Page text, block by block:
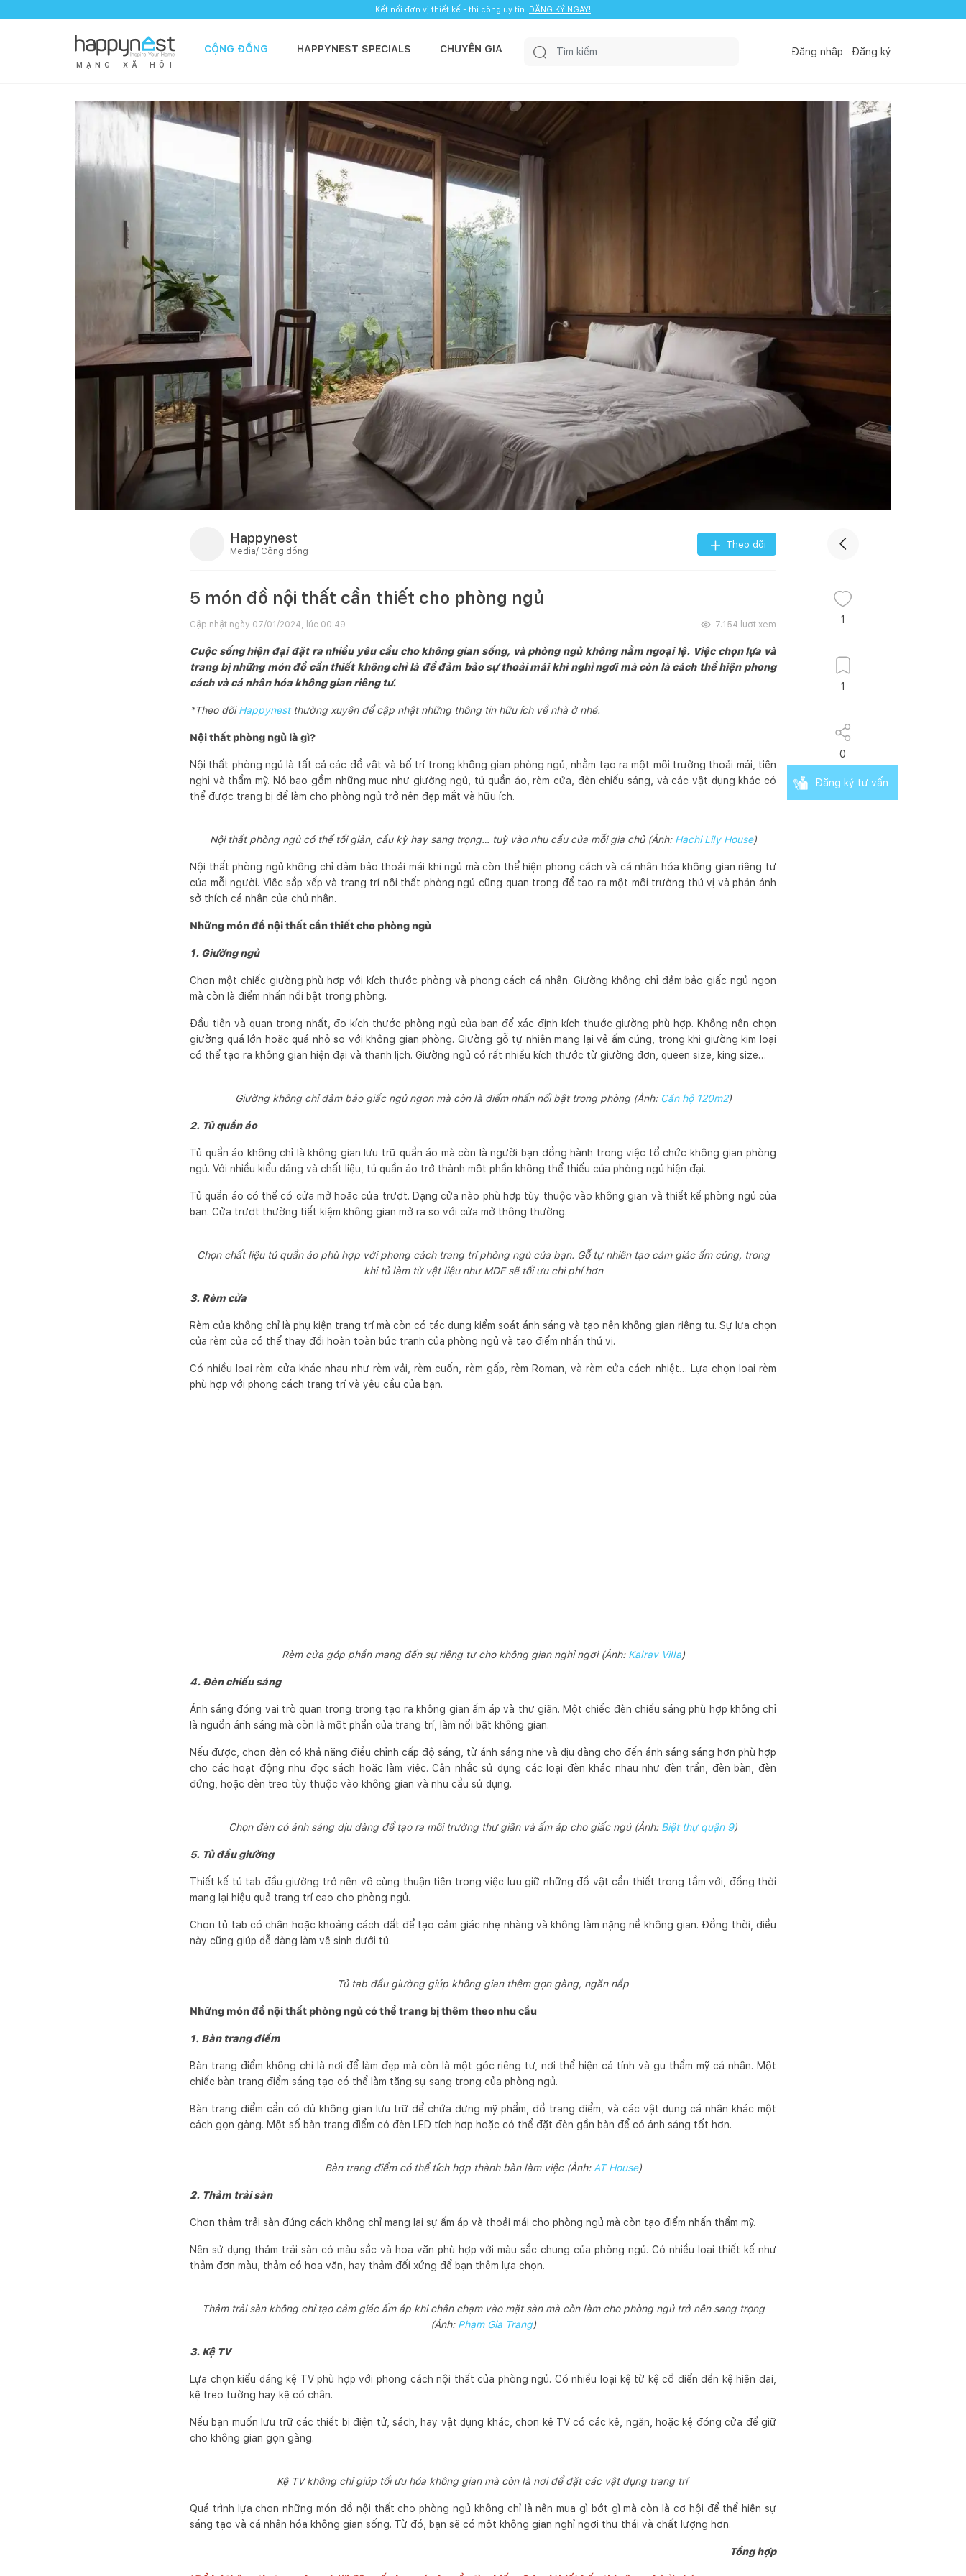
Kết nối đơn vị thiết kế - thi công uy tín. ĐĂNG KÝ NGAY!
M Ạ N G X Ã H Ộ I
CỘNG ĐỒNG HAPPYNEST SPECIALS CHUYÊN GIA Đăng nhập Đăng ký
Happynest
Media/ Cộng đồng
Theo dõi
5 món đồ nội thất cần thiết cho phòng ngủ
Cập nhật ngày 07/01/2024, lúc 00:49 7.154 lượt xem
Cuộc sống hiện đại đặt ra nhiều yêu cầu cho không gian sống, và phòng ngủ không nằm ngoại lệ. Việc chọn lựa và
trang bị những món đồ cần thiết không chỉ là để đảm bảo sự thoải mái khi nghỉ ngơi mà còn là cách thể hiện phong
cách và cá nhân hóa không gian riêng tư.
*Theo dõiHappynestthường xuyên để cập nhật những thông tin hữu ích về nhà ở nhé.
Nội thất phòng ngủ là gì?
Nội thất phòng ngủ là tất cả các đồ vật và bố trí trong không gian phòng ngủ, nhằm tạo ra một môi trường thoải mái, tiện
nghi và thẩm mỹ. Nó bao gồm những mục như giường ngủ, tủ quần áo, rèm cửa, đèn chiếu sáng, và các vật dụng khác có
thể được trang bị để làm cho phòng ngủ trở nên đẹp mắt và hữu ích.
Nội thất phòng ngủ có thể tối giản, cầu kỳ hay sang trọng… tuỳ vào nhu cầu của mỗi gia chủ (Ảnh: Hachi Lily House)
Nội thất phòng ngủ không chỉ đảm bảo thoải mái khi ngủ mà còn thể hiện phong cách và cá nhân hóa không gian riêng tư
của mỗi người. Việc sắp xếp và trang trí nội thất phòng ngủ cũng quan trọng để tạo ra một môi trường thú vị và phản ánh
sở thích cá nhân của chủ nhân.
Những món đồ nội thất cần thiết cho phòng ngủ
1. Giường ngủ
Chọn một chiếc giường phù hợp với kích thước phòng và phong cách cá nhân. Giường không chỉ đảm bảo giấc ngủ ngon
mà còn là điểm nhấn nổi bật trong phòng.
Đầu tiên và quan trọng nhất, đo kích thước phòng ngủ của bạn để xác định kích thước giường phù hợp. Không nên chọn
giường quá lớn hoặc quá nhỏ so với không gian phòng. Giường gỗ tự nhiên mang lại vẻ ấm cúng, trong khi giường kim loại
có thể tạo ra không gian hiện đại và thanh lịch. Giường ngủ có rất nhiều kích thước từ giường đơn, queen size, king size…
Giường không chỉ đảm bảo giấc ngủ ngon mà còn là điểm nhấn nổi bật trong phòng (Ảnh: Căn hộ 120m2)
2. Tủ quần áo
Tủ quần áo không chỉ là không gian lưu trữ quần áo mà còn là người bạn đồng hành trong việc tổ chức không gian phòng
ngủ. Với nhiều kiểu dáng và chất liệu, tủ quần áo trở thành một phần không thể thiếu của phòng ngủ hiện đại.
Tủ quần áo có thể có cửa mở hoặc cửa trượt. Dạng cửa nào phù hợp tùy thuộc vào không gian và thiết kế phòng ngủ của
bạn. Cửa trượt thường tiết kiệm không gian mở ra so với cửa mở thông thường.
Chọn chất liệu tủ quần áo phù hợp với phong cách trang trí phòng ngủ của bạn. Gỗ tự nhiên tạo cảm giác ấm cúng, trong
khi tủ làm từ vật liệu như MDF sẽ tối ưu chi phí hơn
3. Rèm cửa
Rèm cửa không chỉ là phụ kiện trang trí mà còn có tác dụng kiểm soát ánh sáng và tạo nên không gian riêng tư. Sự lựa chọn
của rèm cửa có thể thay đổi hoàn toàn bức tranh của phòng ngủ và tạo điểm nhấn thú vị.
Có nhiều loại rèm cửa khác nhau như rèm vải, rèm cuốn, rèm gấp, rèm Roman, và rèm cửa cách nhiệt… Lựa chọn loại rèm
phù hợp với phong cách trang trí và yêu cầu của bạn.
Rèm cửa góp phần mang đến sự riêng tư cho không gian nghỉ ngơi (Ảnh: Kalrav Villa)
4. Đèn chiếu sáng
Ánh sáng đóng vai trò quan trọng trong tạo ra không gian ấm áp và thư giãn. Một chiếc đèn chiếu sáng phù hợp không chỉ
là nguồn ánh sáng mà còn là một phần của trang trí, làm nổi bật không gian.
Nếu được, chọn đèn có khả năng điều chỉnh cấp độ sáng, từ ánh sáng nhẹ và dịu dàng cho đến ánh sáng sáng hơn phù hợp
cho các hoạt động như đọc sách hoặc làm việc. Cân nhắc sử dụng các loại đèn khác nhau như đèn trần, đèn bàn, đèn
đứng, hoặc đèn treo tùy thuộc vào không gian và nhu cầu sử dụng.
Chọn đèn có ánh sáng dịu dàng để tạo ra môi trường thư giãn và ấm áp cho giấc ngủ (Ảnh: Biệt thự quận 9)
5. Tủ đầu giường
Thiết kế tủ tab đầu giường trở nên vô cùng thuận tiện trong việc lưu giữ những đồ vật cần thiết trong tầm với, đồng thời
mang lại hiệu quả trang trí cao cho phòng ngủ.
Chọn tủ tab có chân hoặc khoảng cách đất để tạo cảm giác nhẹ nhàng và không làm nặng nề không gian. Đồng thời, điều
này cũng giúp dễ dàng làm vệ sinh dưới tủ.
Tủ tab đầu giường giúp không gian thêm gọn gàng, ngăn nắp
Những món đồ nội thất phòng ngủ có thể trang bị thêm theo nhu cầu
1. Bàn trang điểm
Bàn trang điểm không chỉ là nơi để làm đẹp mà còn là một góc riêng tư, nơi thể hiện cá tính và gu thẩm mỹ cá nhân. Một
chiếc bàn trang điểm sáng tạo có thể làm tăng sự sang trọng của phòng ngủ.
Bàn trang điểm cần có đủ không gian lưu trữ để chứa đựng mỹ phẩm, đồ trang điểm, và các vật dụng cá nhân khác một
cách gọn gàng. Một số bàn trang điểm có đèn LED tích hợp hoặc có thể đặt đèn gần bàn để có ánh sáng tốt hơn.
Bàn trang điểm có thể tích hợp thành bàn làm việc (Ảnh: AT House)
2. Thảm trải sàn
Chọn thảm trải sàn đúng cách không chỉ mang lại sự ấm áp và thoải mái cho phòng ngủ mà còn tạo điểm nhấn thẩm mỹ.
Nên sử dụng thảm trải sàn có màu sắc và hoa văn phù hợp với màu sắc chung của phòng ngủ. Có nhiều loại thiết kế như
thảm đơn màu, thảm có hoa văn, hay thảm đối xứng để bạn thêm lựa chọn.
Thảm trải sàn không chỉ tạo cảm giác ấm áp khi chân chạm vào mặt sàn mà còn làm cho phòng ngủ trở nên sang trọng
(Ảnh: Phạm Gia Trang)
3. Kệ TV
Lựa chọn kiểu dáng kệ TV phù hợp với phong cách nội thất của phòng ngủ. Có nhiều loại kệ từ kệ cổ điển đến kệ hiện đại,
kệ treo tường hay kệ có chân.
Nếu bạn muốn lưu trữ các thiết bị điện tử, sách, hay vật dụng khác, chọn kệ TV có các kệ, ngăn, hoặc kệ đóng cửa để giữ
cho không gian gọn gàng.
Kệ TV không chỉ giúp tối ưu hóa không gian mà còn là nơi để đặt các vật dụng trang trí
Quá trình lựa chọn những món đồ nội thất cho phòng ngủ không chỉ là nên mua gì bớt gì mà còn là cơ hội để thể hiện sự
sáng tạo và cá nhân hóa không gian sống. Từ đó, bạn sẽ có một không gian nghỉ ngơi thư thái và chất lượng hơn.
Tổng hợp
1
1
0
Đăng ký tư vấn